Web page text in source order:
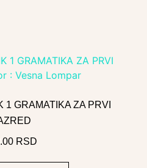
1 GRAMATIKA ZA PRVI
RSD